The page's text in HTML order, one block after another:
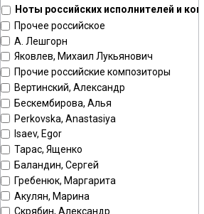
Ноты российских исполнителей и
Прочее российское
А. Лешгорн
Яковлев, Михаил Лукьянович
Прочие российские композиторы
Вертинский, Александр
Бескембирова, Алья
Perkovska, Anastasiya
Isaev, Egor
Тарас, Ященко
Баландин, Сергей
Гребенюк, Маргарита
Акулян, Марина
Скрябин, Александр
фортепиано
гитара
голос
скрипка
аккордеон
оркестр
домра